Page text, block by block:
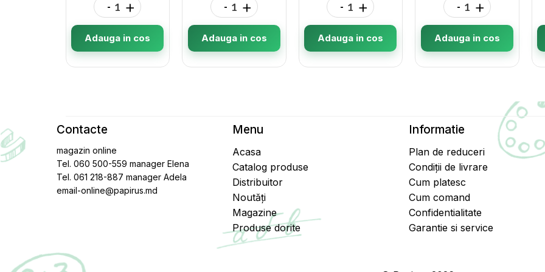
- +
Adauga in cos
- +
Adauga in cos
- +
Adauga in cos
- +
Adauga in cos
Contacte
magazin online
Tel. 060 500-559 manager Elena
Tel. 061 218-887 manager Adela
email-online@papirus.md
Menu
Acasa
Catalog produse
Distribuitor
Noutăți
Magazine
Produse dorite
Informatie
Plan de reduceri
Condiții de livrare
Cum platesc
Cum comand
Confidentialitate
Garantie si service